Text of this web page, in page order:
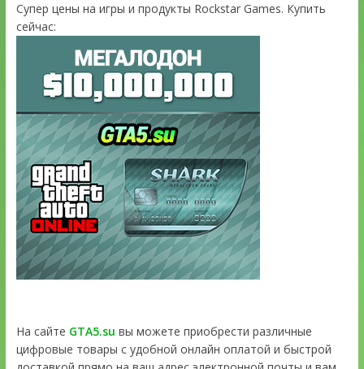
Супер цены на игры и продукты Rockstar Games. Купить
сейчас:
На сайте GTA5.su вы можете приобрести различные
цифровые товары с удобной онлайн оплатой и быстрой